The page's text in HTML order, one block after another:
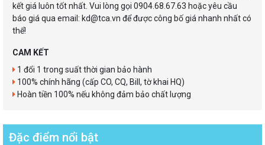
kết giá luôn tốt nhất. Vui lòng gọi 0904.68.67.63 hoặc yêu cầu
báo giá qua email: kd@tca.vn để được công bố giá nhanh nhất có
thể!
CAM KẾT
1 đổi 1 trong suất thời gian bảo hành
100% chính hãng (cấp CO, CQ, Bill, tờ khai HQ)
Hoàn tiền 100% nếu không đảm bảo chất lượng
Đặc điểm nổi bật